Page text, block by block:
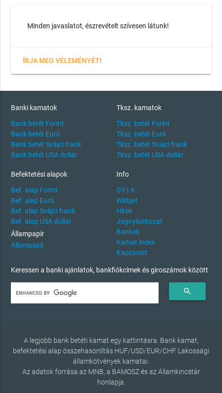
Minden javaslatot, észrevételt szívesen látunk!
ÍRJA MEG VÉLEMÉNYÉT!
Banki kamatok
Bank betét Forint
Bank betét Euró
Bank betét Svájci frank
Bank betét USA dollár
Tksz. kamatok
Tksz. betét Forint
Tksz. betét Euró
Tksz. betét Svájci frank
Tksz. betét USA dollár
Befektetési alapok
Bef. alap Forint
Bef. alap Euró
Bef. alap Svájci frank
Bef. alap USA dollár
Állampapír
Állampapír
Info
GY.I.K
Widget
Hírek
Jognyilatkozat
Bankok
Kamat index
Kapcsolat
Keressen a banki ajánlatok, bankfiókcímek és giroszámok között
search
A legjobb bank betéti kamat egy kattintásra. Bank kamat,
befektetési alap összehasonlítás HUF/USD/EUR/CHF. Lakossági
államkötvények kamatai.
Az adatok forrása az MNB, a BAMOSZ és az Államkincstár
honlapja.